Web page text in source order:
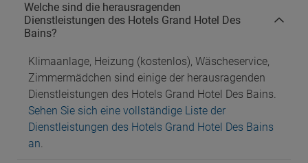
Welche sind die herausragenden
Dienstleistungen des Hotels Grand Hotel Des
Bains?
Klimaanlage, Heizung (kostenlos), Wäscheservice,
Zimmermädchen sind einige der herausragenden
Dienstleistungen des Hotels Grand Hotel Des Bains.
Sehen Sie sich eine vollständige Liste der
Dienstleistungen des Hotels Grand Hotel Des Bains
an.